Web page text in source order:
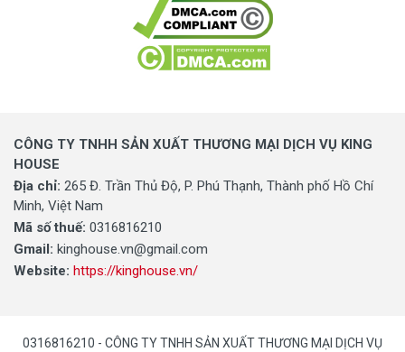
CÔNG TY TNHH SẢN XUẤT THƯƠNG MẠI DỊCH VỤ KING
HOUSE
Địa chỉ: 265 Đ. Trần Thủ Độ, P. Phú Thạnh, Thành phố Hồ Chí
Minh, Việt Nam
Mã số thuế: 0316816210
Gmail: kinghouse.vn@gmail.com
Website: https://kinghouse.vn/
0316816210 - CÔNG TY TNHH SẢN XUẤT THƯƠNG MẠI DỊCH VỤ